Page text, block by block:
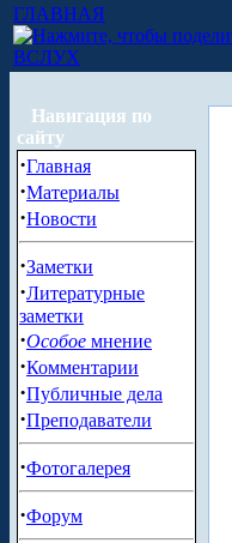
ГЛАВНАЯ
ВСЛУХ
Навигация по
сайту
·Главная
·Материалы
·Новости
·Заметки
·Литературные
заметки
·Особое мнение
·Комментарии
·Публичные дела
·Преподаватели
·Фотогалерея
·Форум